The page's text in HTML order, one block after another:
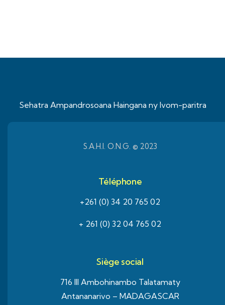
Sehatra Ampandrosoana Haingana ny Ivom-paritra
S.A.H.I. O.N.G. © 2023
Téléphone
+261 (0) 34 20 765 02
+ 261 (0) 32 04 765 02
Siège social
716 III Ambohinambo Talatamaty
Antananarivo – MADAGASCAR